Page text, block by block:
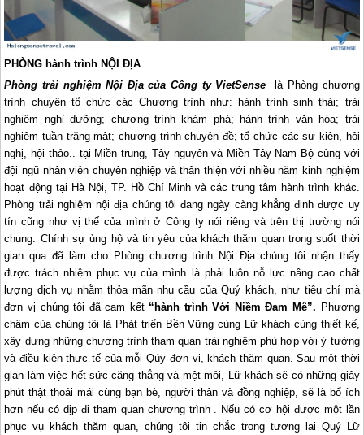
PHÒNG hành trình NỘI ĐỊA.
Phòng trải nghiệm Nội Địa của Công ty VietSense
là Phòng chương
trình chuyên tổ chức các Chương trình như: hành trình sinh thái; trải
nghiệm nghỉ dưỡng; chương trình khám phá; hành trình văn hóa; trải
nghiệm tuần trăng mật; chương trình chuyên đề; tổ chức các sự kiện, hội
nghị, hội thảo.. tại Miền trung, Tây nguyên và Miền Tây Nam Bộ cùng với
đội ngũ nhân viên chuyên nghiệp và thân thiện với nhiều năm kinh nghiệm
hoạt động tại Hà Nội, TP. Hồ Chí Minh và các trung tâm hành trình khác.
Phòng trải nghiệm nội địa chúng tôi đang ngày càng khẳng định được uy
tín cũng như vị thế của mình ở Công ty nói riêng và trên thị trường nói
chung. Chính sự ủng hộ và tin yêu của khách thăm quan trong suốt thời
gian qua đã làm cho Phòng chương trình Nội Địa chúng tôi nhận thấy
được trách nhiệm phục vụ của mình là phải luôn nỗ lực nâng cao chất
lượng dịch vụ nhằm thỏa mãn nhu cầu của Quý khách, như tiêu chí mà
đơn vị chúng tôi đã cam kết “hành trình Với Niềm Đam Mê”. Phương
châm của chúng tôi là Phát triển Bền Vững cùng Lữ khách cùng thiết kế,
xây dựng những chương trình tham quan trải nghiệm phù hợp với ý tưởng
và điều kiện thực tế của mỗi Qúy đơn vị, khách thăm quan. Sau một thời
gian làm việc hết sức căng thẳng và mệt mỏi, Lữ khách sẽ có những giây
phút thật thoải mái cùng bạn bè, người thân và đồng nghiệp, sẽ là bổ ích
hơn nếu có dịp đi tham quan chương trình . Nếu có cơ hội được một lần
phục vụ khách thăm quan, chúng tôi tin chắc trong tương lai Quý Lữ